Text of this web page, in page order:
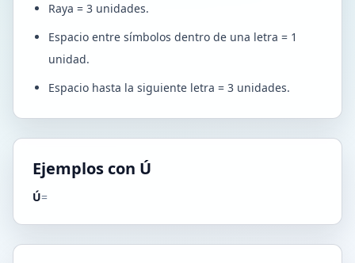
Raya = 3 unidades.
Espacio entre símbolos dentro de una letra = 1
unidad.
Espacio hasta la siguiente letra = 3 unidades.
Ejemplos con Ú
Ú=